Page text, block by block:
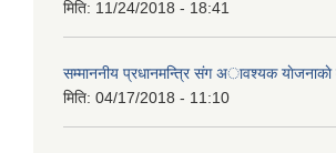
मिति: 11/24/2018 - 18:41
सम्माननीय प्रधानमन्त्रि संग अावश्यक
मिति: 04/17/2018 - 11:10